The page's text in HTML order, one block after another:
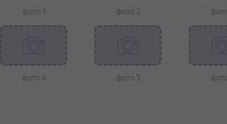
фото 1 фото 2
фото 4 фото 5